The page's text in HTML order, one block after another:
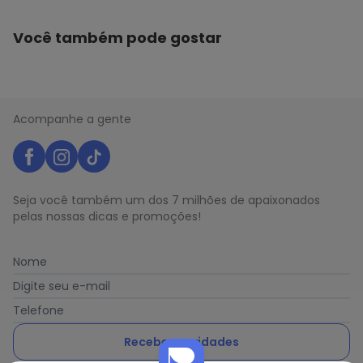
Você também pode gostar
Acompanhe a gente
Seja você também um dos 7 milhões de apaixonados
pelas nossas dicas e promoções!
Nome
Digite seu e-mail
Telefone
Receber novidades